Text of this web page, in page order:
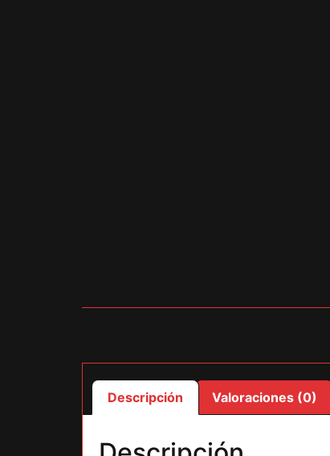
Descripción Valoraciones (0)